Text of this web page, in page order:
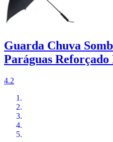
Guarda Chuva
Paráguas
4.2